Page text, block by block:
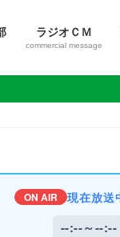
ラジオＣＭ
commercial message
ON AIR 現在放送
--:--～--:--